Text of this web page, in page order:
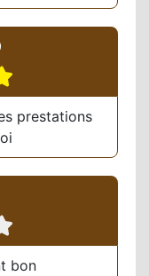
prestations
bon